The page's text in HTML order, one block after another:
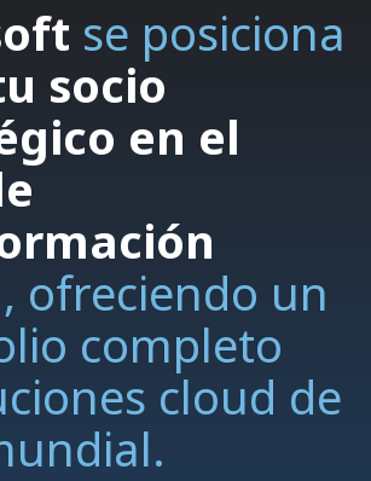
se posiciona
socio
en el
, ofreciendo un
completo
cloud de